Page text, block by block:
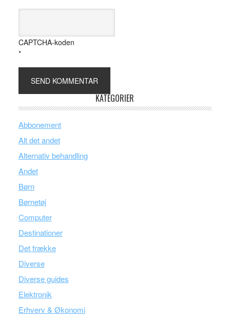
CAPTCHA-koden
*
KATEGORIER
Abbonement
Alt det andet
Alternativ behandling
Andet
Børn
Børnetøj
Computer
Destinationer
Det frække
Diverse
Diverse guides
Elektronik
Erhverv & Økonomi